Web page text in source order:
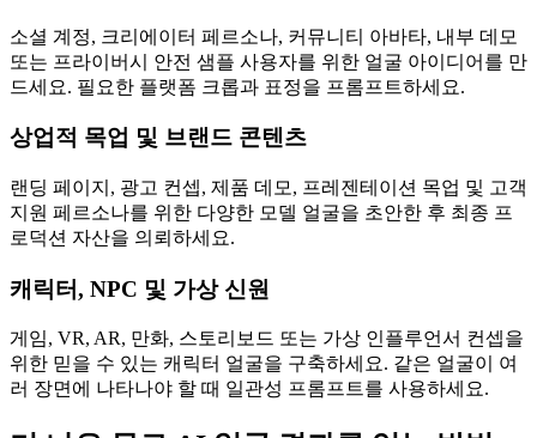
소셜 계정, 크리에이터 페르소나, 커뮤니티 아바타, 내부 데모
또는 프라이버시 안전 샘플 사용자를 위한 얼굴 아이디어를 만
드세요. 필요한 플랫폼 크롭과 표정을 프롬프트하세요.
상업적 목업 및 브랜드 콘텐츠
랜딩 페이지, 광고 컨셉, 제품 데모, 프레젠테이션 목업 및 고객
지원 페르소나를 위한 다양한 모델 얼굴을 초안한 후 최종 프
로덕션 자산을 의뢰하세요.
캐릭터, NPC 및 가상 신원
게임, VR, AR, 만화, 스토리보드 또는 가상 인플루언서 컨셉을
위한 믿을 수 있는 캐릭터 얼굴을 구축하세요. 같은 얼굴이 여
러 장면에 나타나야 할 때 일관성 프롬프트를 사용하세요.